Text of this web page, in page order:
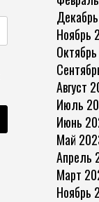
Ноябрь
Август
Июль
Июнь
Май
Апрель
Март
Ноябрь